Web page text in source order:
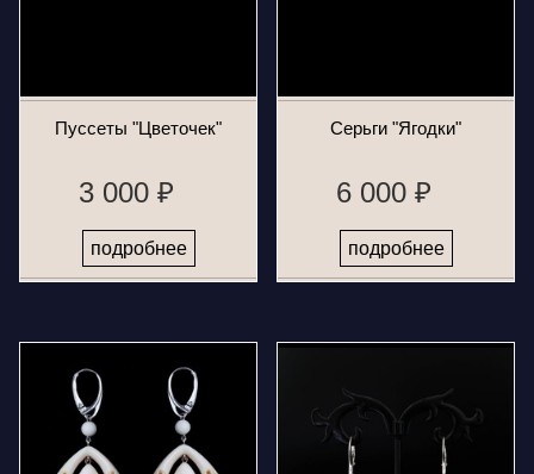
Пуссеты "Цветочек"
3 000 ₽
подробнее
Серьги "Ягодки"
6 000 ₽
подробнее